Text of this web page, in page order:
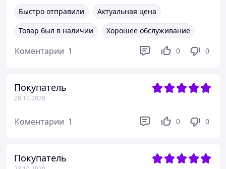
Быстро отправили
Актуальная цена
Товар был в наличии
Хорошее обслуживание
Коментарии 1 0 0
Покупатель
28.10.2020
Коментарии 1 0 0
Покупатель